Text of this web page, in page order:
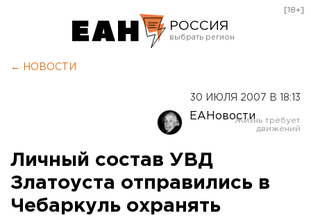
РОССИЯ
Оренбург
[18+]
← НОВОСТИ
30 ИЮЛЯ 2007 В 18:13
ЕАНовости
Личный состав УВД
Златоуста отправились в
Чебаркуль охранять